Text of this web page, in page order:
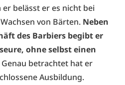
belässt er es nicht bei
von Bärten. Neben
des Barbiers begibt er
ohne selbst einen
Genau betrachtet hat er
Ausbildung.